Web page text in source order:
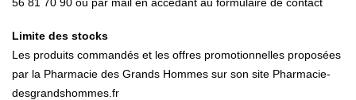
Limite des stocks
Les produits commandés et les offres promotionnelles proposées
par la Pharmacie des Grands Hommes sur son site Pharmacie-
desgrandshommes.fr